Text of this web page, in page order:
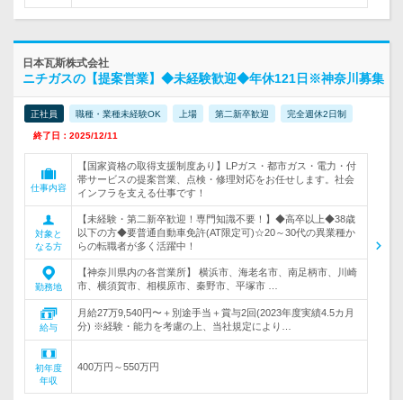
日本瓦斯株式会社
ニチガスの【提案営業】◆未経験歓迎◆年休121日※神奈川募集
正社員 職種・業種未経験OK 上場 第二新卒歓迎 完全週休2日制
終了日：2025/12/11
仕事内容
【国家資格の取得支援制度あり】LPガス・都市ガス・電力・付
帯サービスの提案営業、点検・修理対応をお任せします。社会
インフラを支える仕事です！
対象と
なる方
【未経験・第二新卒歓迎！専門知識不要！】◆高卒以上◆38歳
以下の方◆要普通自動車免許(AT限定可)☆20～30代の異業種か
らの転職者が多く活躍中！
勤務地
【神奈川県内の各営業所】 横浜市、海老名市、南足柄市、川崎
市、横須賀市、相模原市、秦野市、平塚市 …
給与
月給27万9,540円〜＋別途手当＋賞与2回(2023年度実績4.5カ月
分) ※経験・能力を考慮の上、当社規定により…
初年度
年収
400万円～550万円